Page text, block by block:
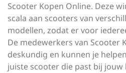
Scooter Kopen Online. Deze
scala aan scooters van
modellen, zodat er voor
De medewerkers van Scooter
deskundig en kunnen je
juiste scooter die past bij